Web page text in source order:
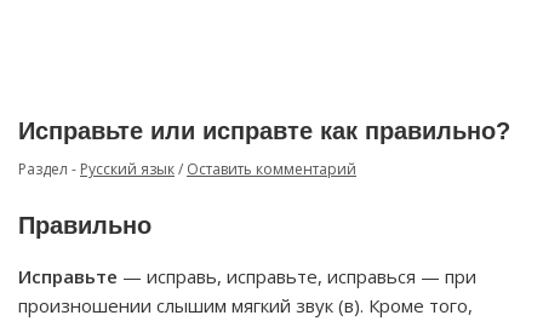
Исправьте или исправте как правильно?
Раздел - Русский язык/ Оставить комментарий
Правильно
Исправьте — исправь, исправьте, исправься — при
произношении слышим мягкий звук (в). Кроме того,